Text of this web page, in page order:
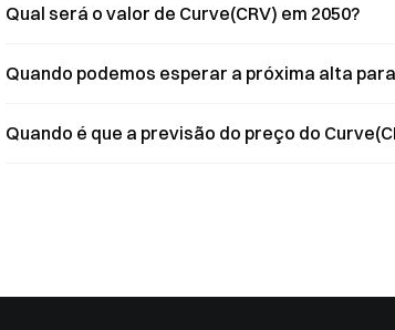
Qual será o valor de Curve(CRV) em 2050?
Quando podemos esperar a próxima alta
Quando é que a previsão do preço do